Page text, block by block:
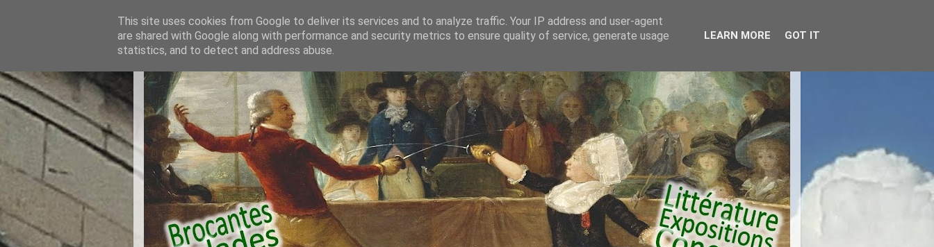
This site uses cookies from Google to deliver its services and to analyze traffic. Your IP address and user-agent
are shared with Google along with performance and security metrics to ensure quality of service, generate usage
statistics, and to detect and address abuse.
LEARN MORE GOT IT